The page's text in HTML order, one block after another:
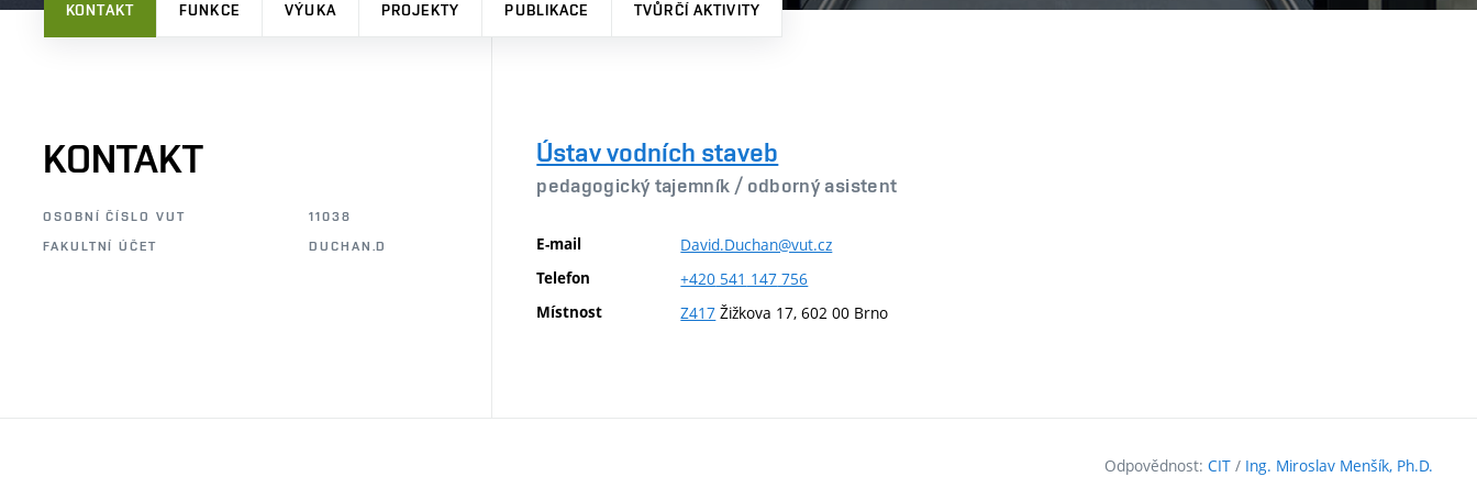
KONTAKT FUNKCE VÝUKA PROJEKTY PUBLIKACE TVŮRČÍ AKTIVITY
KONTAKT
OSOBNÍ ČÍSLO VUT
11038
FAKULTNÍ ÚČET
DUCHAN.D
Ústav vodních staveb
pedagogický tajemník / odborný asistent
E-mail David.Duchan@vut.cz
Telefon +420 541 147 756
Místnost Z417 Žižkova 17, 602 00 Brno
Odpovědnost: CIT / Ing. Miroslav Menšík, Ph.D.